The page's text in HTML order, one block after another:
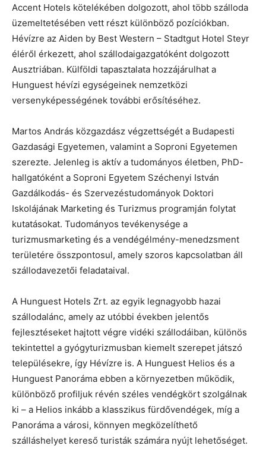
Accent Hotels kötelékében dolgozott, ahol több szálloda
üzemeltetésében vett részt különböző pozíciókban.
Hévízre az Aiden by Best Western – Stadtgut Hotel Steyr
éléről érkezett, ahol szállodaigazgatóként dolgozott
Ausztriában. Külföldi tapasztalata hozzájárulhat a
Hunguest hévízi egységeinek nemzetközi
versenyképességének további erősítéséhez.
Martos András közgazdász végzettségét a Budapesti
Gazdasági Egyetemen, valamint a Soproni Egyetemen
szerezte. Jelenleg is aktív a tudományos életben, PhD-
hallgatóként a Soproni Egyetem Széchenyi István
Gazdálkodás- és Szervezéstudományok Doktori
Iskolájának Marketing és Turizmus programján folytat
kutatásokat. Tudományos tevékenysége a
turizmusmarketing és a vendégélmény-menedzsment
területére összpontosul, amely szoros kapcsolatban áll
szállodavezetői feladataival.
A Hunguest Hotels Zrt. az egyik legnagyobb hazai
szállodalánc, amely az utóbbi években jelentős
fejlesztéseket hajtott végre vidéki szállodáiban, különös
tekintettel a gyógyturizmusban kiemelt szerepet játszó
településekre, így Hévízre is. A Hunguest Helios és a
Hunguest Panoráma ebben a környezetben működik,
különböző profiljuk révén széles vendégkört szolgálnak
ki – a Helios inkább a klasszikus fürdővendégek, míg a
Panoráma a városi, könnyen megközelíthető
szálláshelyet kereső turisták számára nyújt lehetőséget.